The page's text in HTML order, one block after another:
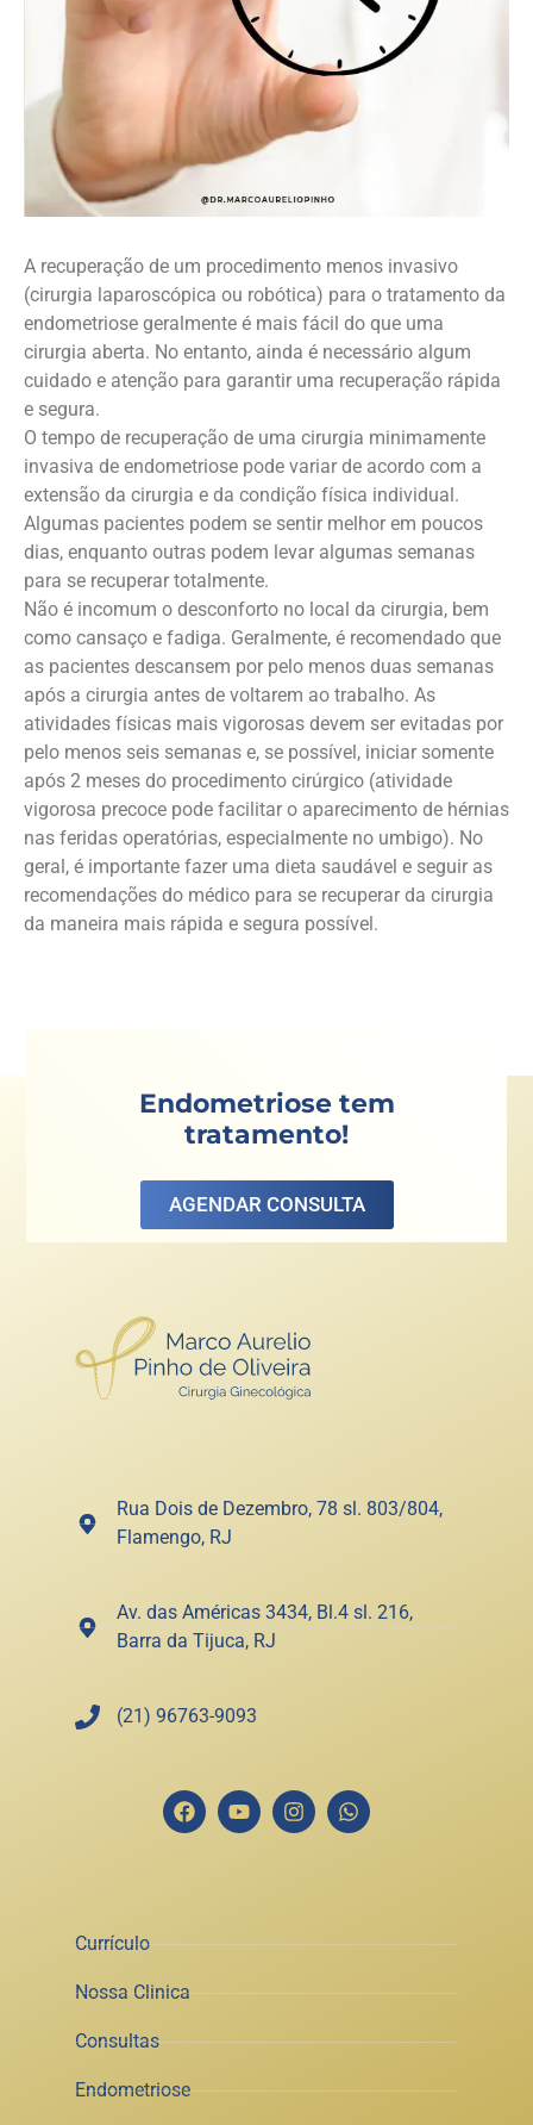
A recuperação de um procedimento menos invasivo
(cirurgia laparoscópica ou robótica) para o tratamento da
endometriose geralmente é mais fácil do que uma
cirurgia aberta. No entanto, ainda é necessário algum
cuidado e atenção para garantir uma recuperação rápida
e segura.
O tempo de recuperação de uma cirurgia minimamente
invasiva de endometriose pode variar de acordo com a
extensão da cirurgia e da condição física individual.
Algumas pacientes podem se sentir melhor em poucos
dias, enquanto outras podem levar algumas semanas
para se recuperar totalmente.
Não é incomum o desconforto no local da cirurgia, bem
como cansaço e fadiga. Geralmente, é recomendado que
as pacientes descansem por pelo menos duas semanas
após a cirurgia antes de voltarem ao trabalho. As
atividades físicas mais vigorosas devem ser evitadas por
pelo menos seis semanas e, se possível, iniciar somente
após 2 meses do procedimento cirúrgico (atividade
vigorosa precoce pode facilitar o aparecimento de hérnias
nas feridas operatórias, especialmente no umbigo). No
geral, é importante fazer uma dieta saudável e seguir as
recomendações do médico para se recuperar da cirurgia
da maneira mais rápida e segura possível.
Endometriose tem
tratamento!
AGENDAR CONSULTA
Rua Dois de Dezembro, 78 sl. 803/804,
Flamengo, RJ
Av. das Américas 3434, Bl.4 sl. 216,
Barra da Tijuca, RJ
(21) 96763-9093
Currículo
Nossa Clinica
Consultas
Endometriose